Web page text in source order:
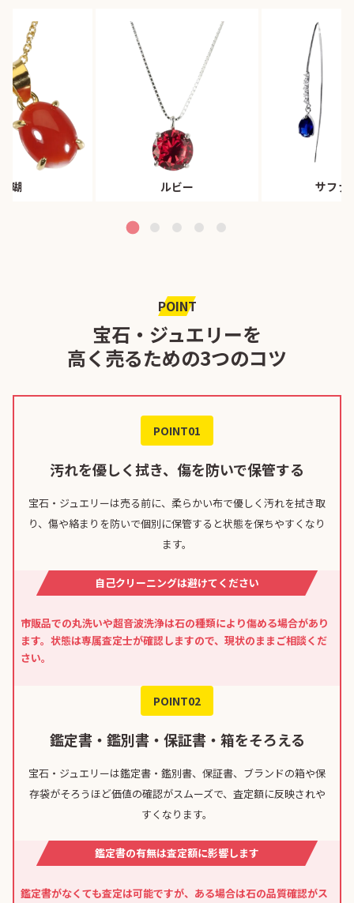
珊瑚 ルビー サファ
POINT
宝石・ジュエリーを
高く売るための3つのコツ
POINT01
汚れを優しく拭き、傷を防いで保管する
宝石・ジュエリーは売る前に、柔らかい布で優しく汚れを拭き取
り、傷や絡まりを防いで個別に保管すると状態を保ちやすくなり
ます。
自己クリーニングは避けてください
市販品での丸洗いや超音波洗浄は石の種類により傷める場合があり
ます。状態は専属査定士が確認しますので、現状のままご相談くだ
さい。
POINT02
鑑定書・鑑別書・保証書・箱をそろえる
宝石・ジュエリーは鑑定書・鑑別書、保証書、ブランドの箱や保
存袋がそろうほど価値の確認がスムーズで、査定額に反映されや
すくなります。
鑑定書の有無は査定額に影響します
鑑定書がなくても査定は可能ですが、ある場合は石の品質確認がス